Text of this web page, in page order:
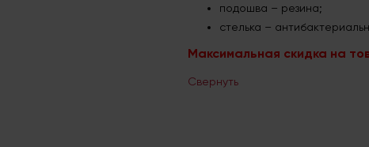
подошва – резина;
стелька –
Максимальная скидка на
Свернуть